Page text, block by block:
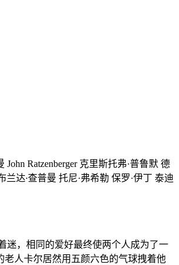
Ratzenberger 克里斯托弗·普鲁默 德
兰达∙查普曼 托尼·弗希勒 保罗·伊丁 泰迪
迷，相同的爱好最终使两个人成为了一
人卡尔居然用五颜六色的气球拽着他